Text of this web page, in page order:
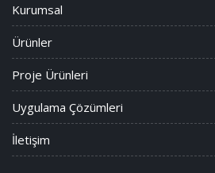
Kurumsal
Ürünler
Proje Ürünleri
Uygulama Çözümleri
İletişim